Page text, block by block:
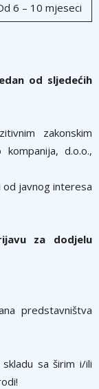
6 – 10 mjeseci
od sljedećih
zakonskim
d.o.o.,
javnog interesa
za dodjelu
predstavništva
sa širim i/ili